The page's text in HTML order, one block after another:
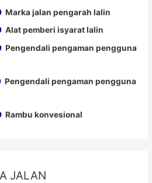
Marka jalan pengarah lalin
Alat pemberi isyarat lalin
Pengendali pengaman pengguna
Pengendali pengaman pengguna
Rambu konvesional
JALAN